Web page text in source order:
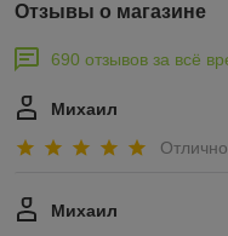
Отзывы о магазине
690 отзывов за всё
Михаил
Отлично
Михаил